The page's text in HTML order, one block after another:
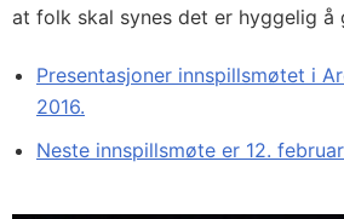
at folk skal synes det er hyggelig å
Presentasjoner innspillsmøtet i
2016.
Neste innspillsmøte er 12.